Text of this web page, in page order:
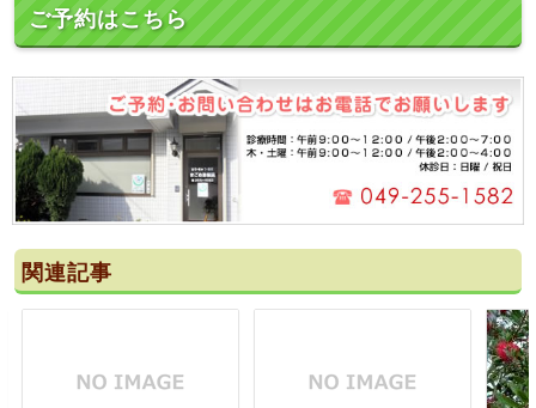
ご予約はこちら
関連記事